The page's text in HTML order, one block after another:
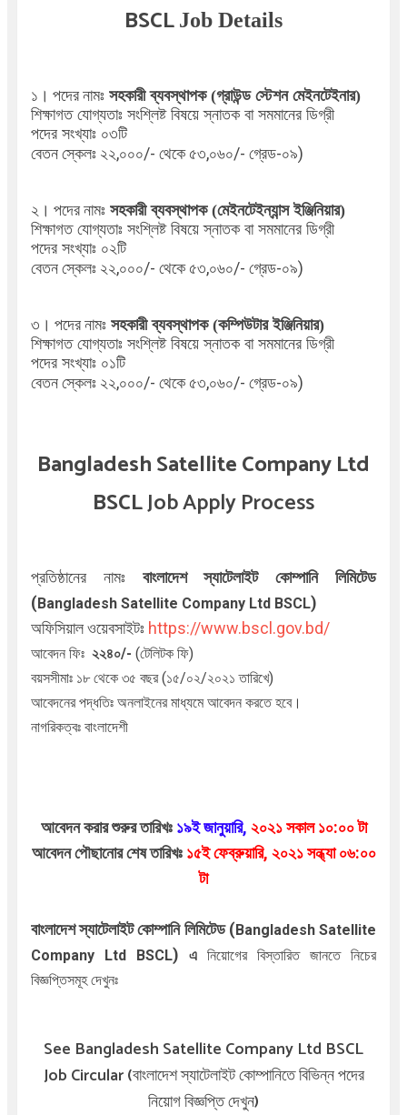
BSCL Job Details
১। পদের নামঃ সহকারী ব্যবস্থাপক (গ্রাউন্ড স্টেশন মেইনটেইনার)
শিক্ষাগত যোগ্যতাঃ সংশ্লিষ্ট বিষয়ে স্নাতক বা সমমানের ডিগ্রী
পদের সংখ্যাঃ ০৩টি
বেতন স্কেলঃ ২২,০০০/- থেকে ৫৩,০৬০/- গ্রেড-০৯)
২। পদের নামঃ সহকারী ব্যবস্থাপক (মেইনটেইন্যান্স ইঞ্জিনিয়ার)
শিক্ষাগত যোগ্যতাঃ সংশ্লিষ্ট বিষয়ে স্নাতক বা সমমানের ডিগ্রী
পদের সংখ্যাঃ ০২টি
বেতন স্কেলঃ ২২,০০০/- থেকে ৫৩,০৬০/- গ্রেড-০৯)
৩। পদের নামঃ সহকারী ব্যবস্থাপক (কম্পিউটার ইঞ্জিনিয়ার)
শিক্ষাগত যোগ্যতাঃ সংশ্লিষ্ট বিষয়ে স্নাতক বা সমমানের ডিগ্রী
পদের সংখ্যাঃ ০১টি
বেতন স্কেলঃ ২২,০০০/- থেকে ৫৩,০৬০/- গ্রেড-০৯)
Bangladesh Satellite Company Ltd
BSCLJob Apply Process
প্রতিষ্ঠানের নামঃ
বাংলাদেশ স্যাটেলাইট কোম্পানি লিমিটেড
(Bangladesh Satellite Company Ltd BSCL)
অফিসিয়াল ওয়েবসাইটঃ https://www.bscl.gov.bd/
আবেদন ফিঃ২২৪০/- (টেলিটক ফি)
বয়সসীমাঃ ১৮ থেকে ৩৫ বছর (১৫/০২/২০২১ তারিখে)
আবেদনের পদ্ধতিঃ অনলাইনের মাধ্যমে আবেদন করতে হবে।
নাগরিকত্বঃ বাংলাদেশী
আবেদন করার শুরুর তারিখঃ ১৯ই জানুয়ারি, ২০২১ সকাল ১০:০০ টা
আবেদন পৌছানোর শেষ তারিখঃ ১৫ই ফেব্রুয়ারি, ২০২১ সন্ধ্যা ০৬:০০
টা
বাংলাদেশ স্যাটেলাইট কোম্পানি লিমিটেড (Bangladesh Satellite
Company Ltd BSCL) এনিয়োগের বিস্তারিত জানতে নিচের
বিজ্ঞপ্তিসমূহ দেখুনঃ
See Bangladesh Satellite Company Ltd BSCL
Job Circular (বাংলাদেশ স্যাটেলাইট কোম্পানিতে বিভিন্ন পদের
নিয়োগ বিজ্ঞপ্তি দেখুন)